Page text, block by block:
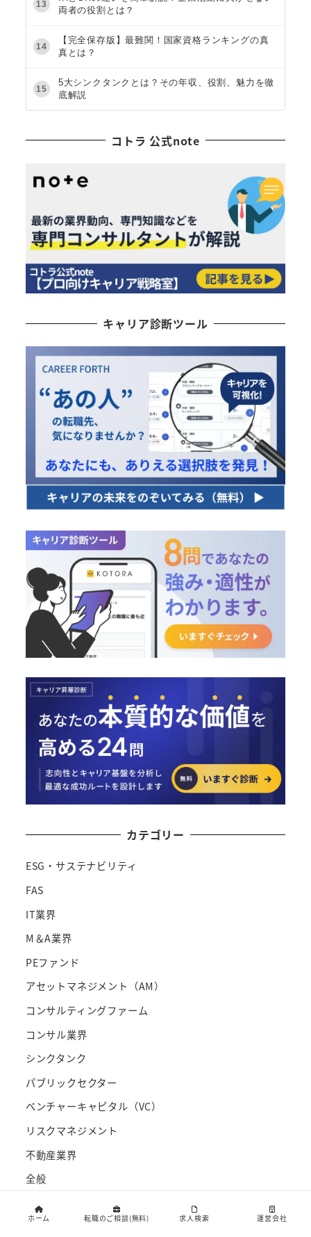
13
両者の役割とは？
14
【完全保存版】最難関！国家資格ランキングの真
真とは？
15
5大シンクタンクとは？その年収、役割、魅力を徹
底解説
コトラ 公式note
キャリア診断ツール
カテゴリー
ESG・サステナビリティ
FAS
IT業界
M＆A業界
PEファンド
アセットマネジメント（AM）
コンサルティングファーム
コンサル業界
シンクタンク
パブリックセクター
ベンチャーキャピタル（VC）
リスクマネジメント
不動産業界
全般
営業・広告宣伝
ホーム 転職のご相談(無料) 求人検索 運営会社